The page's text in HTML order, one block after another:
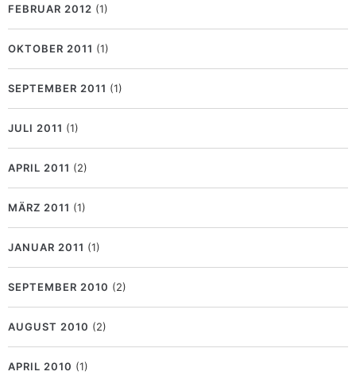
FEBRUAR 2012 (1)
OKTOBER 2011 (1)
SEPTEMBER 2011 (1)
JULI 2011 (1)
APRIL 2011 (2)
MÄRZ 2011 (1)
JANUAR 2011 (1)
SEPTEMBER 2010 (2)
AUGUST 2010 (2)
APRIL 2010 (1)